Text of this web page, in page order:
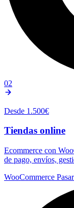
02
Desde 1.500€
Tiendas online
Ecommerce con
de pago, envíos,
WooCommerce